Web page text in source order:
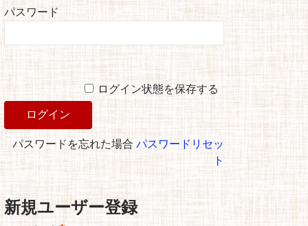
パスワード
ログイン状態を保存する
パスワードを忘れた場合パスワードリセッ
ト
新規ユーザー登録